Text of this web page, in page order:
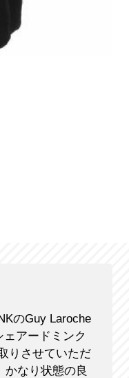
のGuy Laroche
アードミンク
りさせていただ
かなり状態の良